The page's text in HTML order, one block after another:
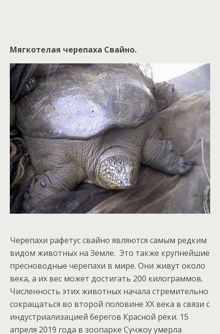
Мягкотелая черепаха Свайно.
Черепахи рафетус свайно являются самым редким
видом животных на Земле. Это также крупнейшие
пресноводные черепахи в мире. Они живут около
века, а их вес может достигать 200 килограммов.
Численность этих животных начала стремительно
сокращаться во второй половине XX века в связи с
индустриализацией берегов Красной реки. 15
апреля 2019 года в зоопарке Сучжоу умерла